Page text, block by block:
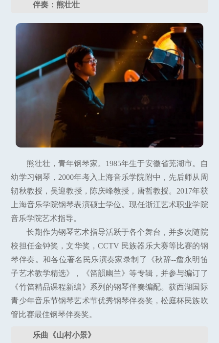
伴奏：熊壮壮
熊壮壮，青年钢琴家。1985年生于安徽省芜湖市。自
幼学习钢琴，2000年考入上海音乐学院附中，先后师从周
轫秋教授，吴迎教授，陈庆峰教授，唐哲教授。2017年获
上海音乐学院钢琴表演硕士学位。现任浙江艺术职业学院
音乐学院艺术指导。
长期作为钢琴艺术指导活跃于各个舞台，并多次随院
校担任金钟奖，文华奖，CCTV 民族器乐大赛等比赛的钢
琴伴奏。和各位著名民乐演奏家录制了《秋辞--詹永明笛
子艺术教学精选》，《笛韻幽兰》等专辑，并参与编订了
《竹笛精品课程新编》系列的钢琴伴奏编配。获西湖国际
青少年音乐节钢琴艺术节优秀钢琴伴奏奖，松庭杯民族吹
管比赛最佳钢琴伴奏奖。
乐曲《山村小景》